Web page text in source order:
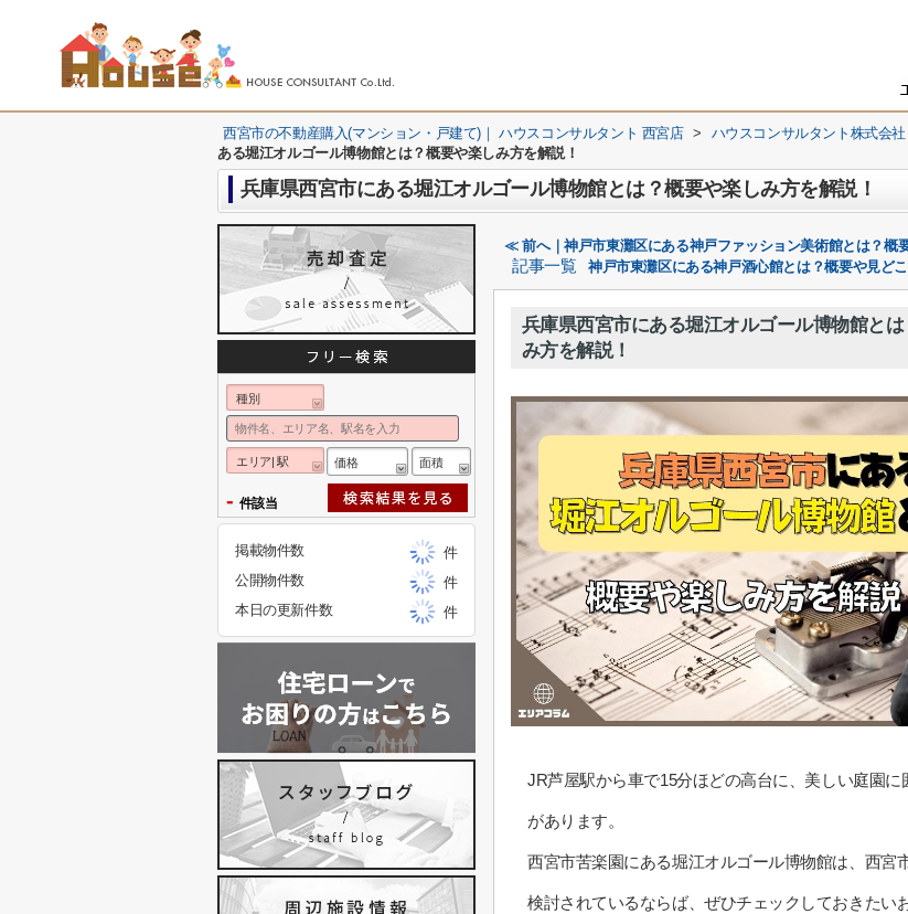
西宮市の不動産購入(マンション・戸建て)｜ ハウスコンサルタント 西宮店 > ハウスコンサルタント株式会
ある堀江オルゴール博物館とは？概要や楽しみ方を解説！
兵庫県西宮市にある堀江オルゴール博物館とは？概要や楽しみ方を解説！
≪ 前へ｜神戸市東灘区にある神戸ファッション美術館とは？概
記事一覧 神戸市東灘区にある神戸酒心館とは？概要や見ど
兵庫県西宮市にある堀江オルゴール博物館と
み方を解説！
JR芦屋駅から車で15分ほどの高台に、美しい庭園に
があります。
西宮市苦楽園にある堀江オルゴール博物館は、西宮
検討されているならば、ぜひチェックしておきたい
種別
エリア| 駅 価格 面積
- 件該当
掲載物件数
件
公開物件数
件
本日の更新件数
件